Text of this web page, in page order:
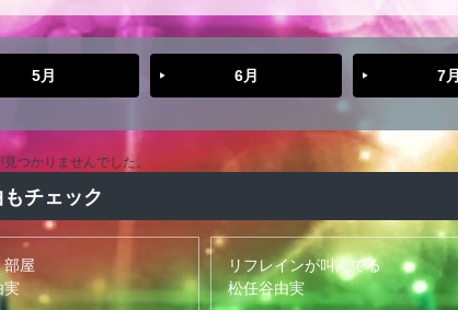
5月 6月 7月
つかりませんでした。
もチェック
部屋
実
リフレインが叫んでる
松任谷由実